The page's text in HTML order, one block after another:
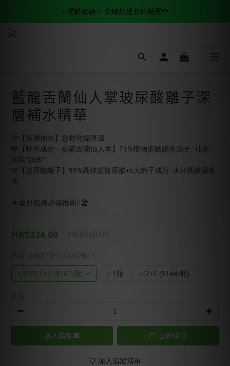
✨逆齡秘訣✨ 金絲拉提套組熱賣中
全場滿$500 免運費🚚
藍龍舌蘭仙人掌玻尿酸離子深
層補水精華
🩵【深層補水】急救乾燥降溫
🩵【特可成分－藍龍舌蘭仙人掌】71%植物多醣鎖水因子 "補水"
同時"鎖水"
🩵【玻尿酸離子】99%高純度玻尿酸+6大離子成分, 水分高效吸收
率
☀️夏日肌膚必備推薦!!🏖
HK$610.00
HK$324.00
⭐BEST 1+1 ($162/瓶) ⭐ ✅1瓶 ✅2+2 ($144/瓶)
加入購物車 立即購買
加入追蹤清單